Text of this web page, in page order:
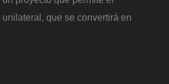
que se convertirá en